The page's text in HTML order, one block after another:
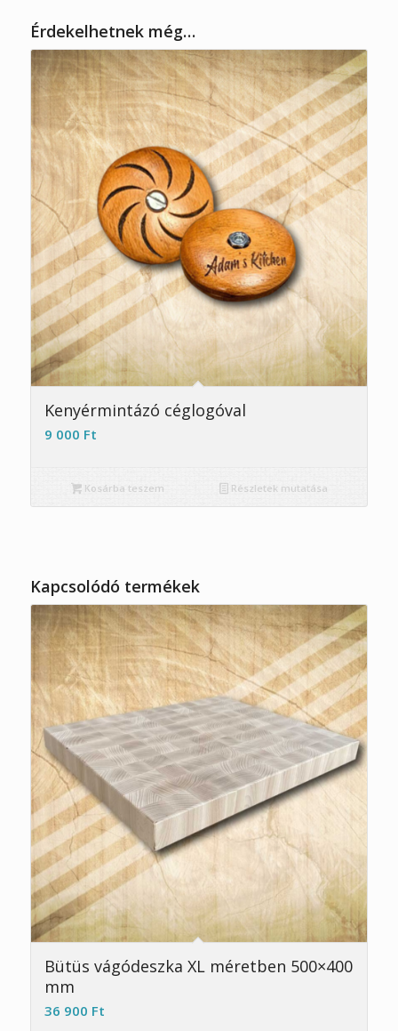
Érdekelhetnek még…
5.00
Kenyérmintázó céglogóval
9 000 Ft
Kosárba teszem Részletek mutatása
Kapcsolódó termékek
Bütüs vágódeszka XL méretben 500×400
mm
36 900 Ft